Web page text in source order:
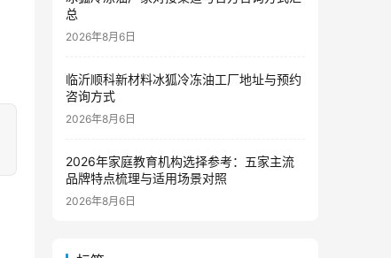
冰狐冷冻油厂家对接渠道与官方咨询方式汇
总
2026年8月6日
临沂顺科新材料冰狐冷冻油工厂地址与预约
咨询方式
2026年8月6日
2026年家庭教育机构选择参考：五家主流
品牌特点梳理与适用场景对照
2026年8月6日